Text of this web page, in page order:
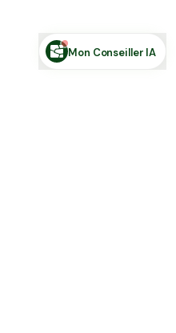
Mon Conseiller IA